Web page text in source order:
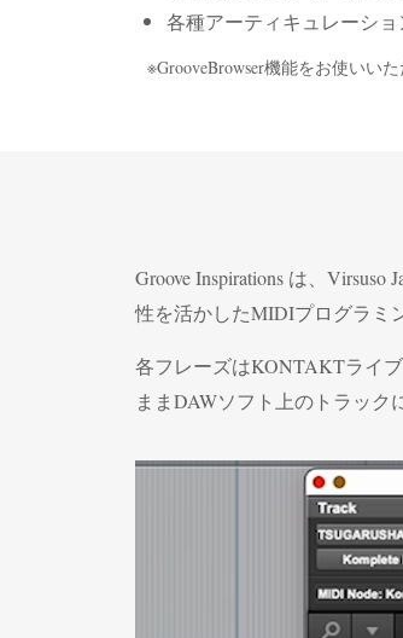
各種アーティキュレーシ
※GrooveBrowser機能をお使いい
Groove Inspirations は、
性を活かしたMIDIプログラミ
各フレーズはKONTAKTライ
ままDAWソフト上のトラック